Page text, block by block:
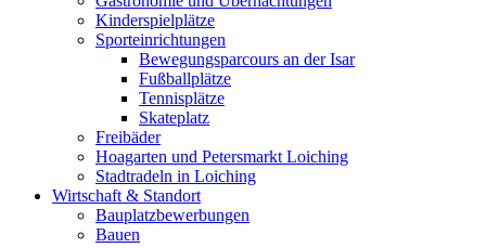
Kinderspielplätze
Sporteinrichtungen
Bewegungsparcours an der Isar
Fußballplätze
Tennisplätze
Skateplatz
Freibäder
Hoagarten und Petersmarkt Loiching
Stadtradeln in Loiching
Wirtschaft & Standort
Bauplatzbewerbungen
Bauen